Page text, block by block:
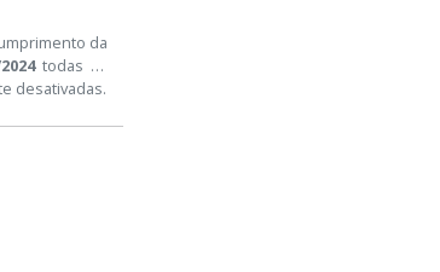
da
todas as
desativadas.